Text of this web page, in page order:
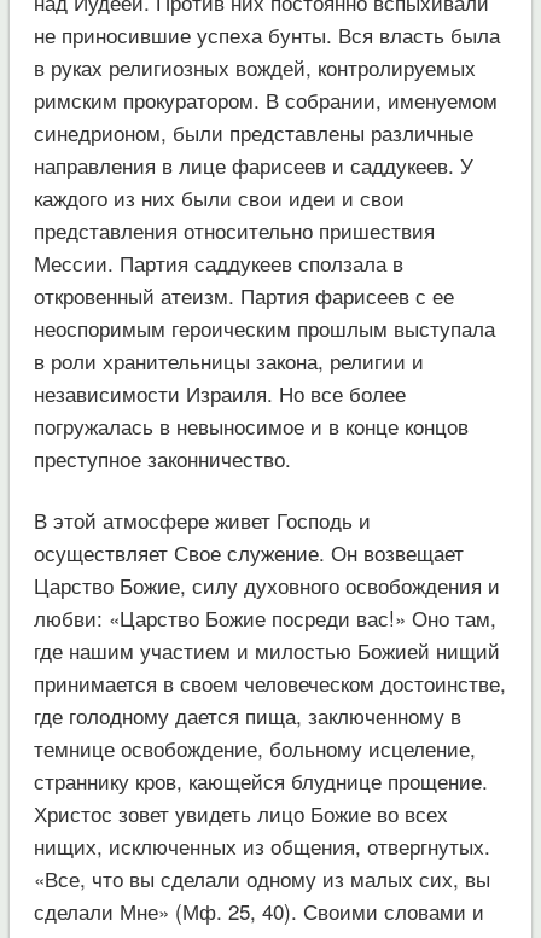
не приносившие успеха бунты. Вся власть была
в руках религиозных вождей, контролируемых
римским прокуратором. В собрании, именуемом
синедрионом, были представлены различные
направления в лице фарисеев и саддукеев. У
каждого из них были свои идеи и свои
представления относительно пришествия
Мессии. Партия саддукеев сползала в
откровенный атеизм. Партия фарисеев с ее
неоспоримым героическим прошлым выступала
в роли хранительницы закона, религии и
независимости Израиля. Но все более
погружалась в невыносимое и в конце концов
преступное законничество.
В этой атмосфере живет Господь и
осуществляет Свое служение. Он возвещает
Царство Божие, силу духовного освобождения и
любви: «Царство Божие посреди вас!» Оно там,
где нашим участием и милостью Божией нищий
принимается в своем человеческом достоинстве,
где голодному дается пища, заключенному в
темнице освобождение, больному исцеление,
страннику кров, кающейся блуднице прощение.
Христос зовет увидеть лицо Божие во всех
нищих, исключенных из общения, отвергнутых.
«Все, что вы сделали одному из малых сих, вы
сделали Мне» (Мф. 25, 40). Своими словами и